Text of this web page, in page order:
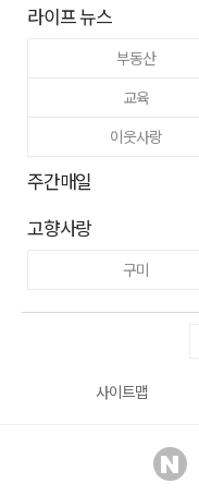
라이프 뉴스
부동산
교육
이웃사랑
주간매일
고향사랑
구미
사이트맵